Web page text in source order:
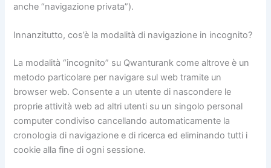
anche “navigazione privata”).
Innanzitutto, cos’è la modalità di navigazione in incognito?
La modalità “incognito” su Qwanturank come altrove è un
metodo particolare per navigare sul web tramite un
browser web. Consente a un utente di nascondere le
proprie attività web ad altri utenti su un singolo personal
computer condiviso cancellando automaticamente la
cronologia di navigazione e di ricerca ed eliminando tutti i
cookie alla fine di ogni sessione.